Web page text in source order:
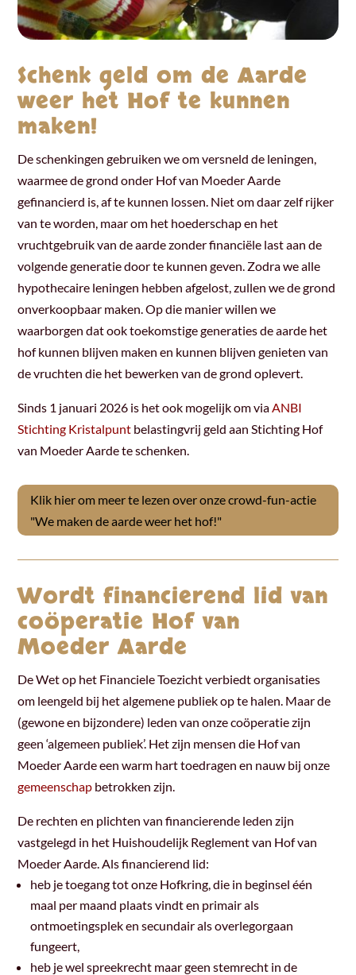
Schenk geld om de Aarde
weer het Hof te kunnen
maken!
De schenkingen gebruiken we om versneld de leningen,
waarmee de grond onder Hof van Moeder Aarde
gefinancierd is, af te kunnen lossen. Niet om daar zelf rijker
van te worden, maar om het hoederschap en het
vruchtgebruik van de aarde zonder financiële last aan de
volgende generatie door te kunnen geven. Zodra we alle
hypothecaire leningen hebben afgelost, zullen we de grond
onverkoopbaar maken. Op die manier willen we
waarborgen dat ook toekomstige generaties de aarde het
hof kunnen blijven maken en kunnen blijven genieten van
de vruchten die het bewerken van de grond oplevert.
Sinds 1 januari 2026 is het ook mogelijk om viaANBI
Stichting Kristalpunt belastingvrij geld aan Stichting Hof
van Moeder Aarde te schenken.
Klik hier om meer te lezen over onze crowd-fun-actie
"We maken de aarde weer het hof!"
Wordt financierend lid van
coöperatie Hof van
Moeder Aarde
De Wet op het Financiele Toezicht verbiedt organisaties
om leengeld bij het algemene publiek op te halen. Maar de
(gewone en bijzondere) leden van onze coöperatie zijn
geen ‘algemeen publiek’. Het zijn mensen die Hof van
Moeder Aarde een warm hart toedragen en nauw bij onze
gemeenschap betrokken zijn.
De rechten en plichten van financierende leden zijn
vastgelegd in het Huishoudelijk Reglement van Hof van
Moeder Aarde. Als financierend lid:
heb je toegang tot onze Hofkring, die in beginsel één
maal per maand plaats vindt en primairals
ontmoetingsplek en secundair als overlegorgaan
fungeert,
heb je wel spreekrecht maar geen stemrecht in de